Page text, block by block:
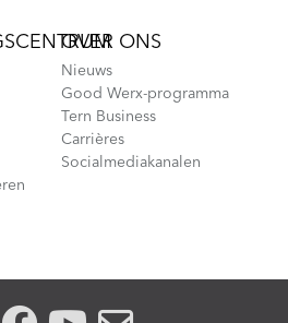
OVER ONS
Nieuws
Good Werx-programma
Tern Business
Carrières
Socialmediakanalen